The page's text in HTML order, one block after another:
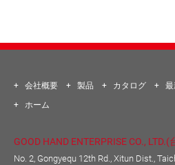
会社概要 製品 カタログ 最
ホーム
GOOD HAND ENTERPRISE CO., LTD.(
No. 2, Gongyequ 12th Rd., Xitun Dist.,